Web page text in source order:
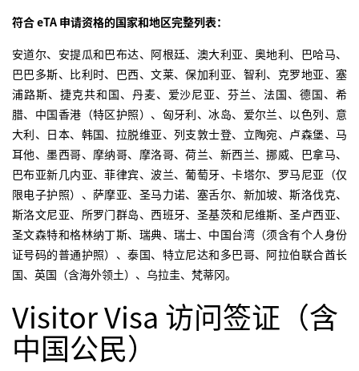
符合 eTA 申请资格的国家和地区完整列表：
安道尔、安提瓜和巴布达、阿根廷、澳大利亚、奥地利、巴哈马、
巴巴多斯、比利时、巴西、文莱、保加利亚、智利、克罗地亚、塞
浦路斯、捷克共和国、丹麦、爱沙尼亚、芬兰、法国、德国、希
腊、中国香港（特区护照）、匈牙利、冰岛、爱尔兰、以色列、意
大利、日本、韩国、拉脱维亚、列支敦士登、立陶宛、卢森堡、马
耳他、墨西哥、摩纳哥、摩洛哥、荷兰、新西兰、挪威、巴拿马、
巴布亚新几内亚、菲律宾、波兰、葡萄牙、卡塔尔、罗马尼亚（仅
限电子护照）、萨摩亚、圣马力诺、塞舌尔、新加坡、斯洛伐克、
斯洛文尼亚、所罗门群岛、西班牙、圣基茨和尼维斯、圣卢西亚、
圣文森特和格林纳丁斯、瑞典、瑞士、中国台湾（须含有个人身份
证号码的普通护照）、泰国、特立尼达和多巴哥、阿拉伯联合酋长
国、英国（含海外领土）、乌拉圭、梵蒂冈。
Visitor Visa 访问签证（含
中国公民）